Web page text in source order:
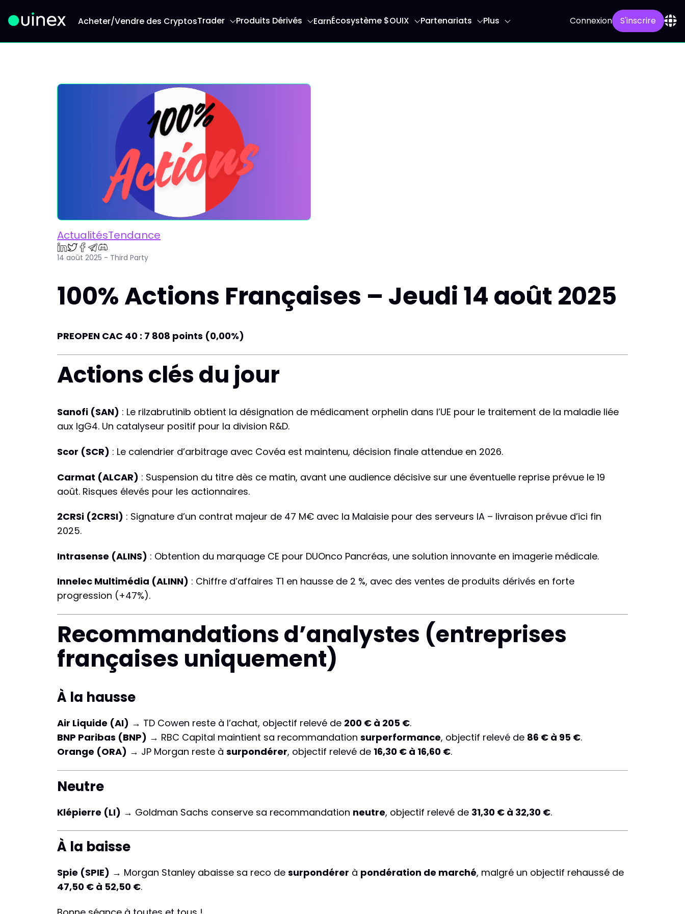
Acheter/Vendre des CryptosTrader Produits Dérivés EarnÉcosystème $OUIX Partenariats Plus Connexion S'inscrire
ActualitésTendance
14 août 2025 - Third Party
100% Actions Françaises – Jeudi 14 août 2025
PREOPEN CAC 40 : 7 808 points (0,00%)
Actions clés du jour
Sanofi (SAN) : Le rilzabrutinib obtient la désignation de médicament orphelin dans l’UE pour le traitement de la maladie liée
aux IgG4. Un catalyseur positif pour la division R&D.
Scor (SCR) : Le calendrier d’arbitrage avec Covéa est maintenu, décision finale attendue en 2026.
Carmat (ALCAR) : Suspension du titre dès ce matin, avant une audience décisive sur une éventuelle reprise prévue le 19
août. Risques élevés pour les actionnaires.
2CRSi (2CRSI) : Signature d’un contrat majeur de 47 M€ avec la Malaisie pour des serveurs IA – livraison prévue d’ici fin
2025.
Intrasense (ALINS) : Obtention du marquage CE pour DUOnco Pancréas, une solution innovante en imagerie médicale.
Innelec Multimédia (ALINN) : Chiffre d’affaires T1 en hausse de 2 %, avec des ventes de produits dérivés en forte
progression (+47%).
Recommandations d’analystes (entreprises
françaises uniquement)
À la hausse
Air Liquide (AI) → TD Cowen reste à l’achat, objectif relevé de 200 € à 205 €.
BNP Paribas (BNP) → RBC Capital maintient sa recommandation surperformance, objectif relevé de 86 € à 95 €.
Orange (ORA) → JP Morgan reste à surpondérer, objectif relevé de 16,30 € à 16,60 €.
Neutre
Klépierre (LI) → Goldman Sachs conserve sa recommandation neutre, objectif relevé de 31,30 € à 32,30 €.
À la baisse
Spie (SPIE) → Morgan Stanley abaisse sa reco de surpondérer à pondération de marché, malgré un objectif rehaussé de
47,50 € à 52,50 €.